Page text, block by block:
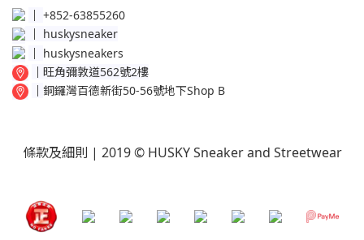
│ +852-63855260
huskysneaker
│ huskysneakers
│ 旺角彌敦道562號2樓
│ 銅鑼灣百德新街50-56號地下Shop B
條款及細則 | 2019 © HUSKY Sneaker and Streetwear